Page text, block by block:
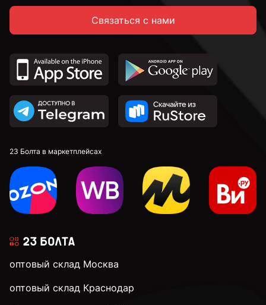
Связаться с нами
23 Болта в маркетплейсах
оптовый склад Москва
оптовый склад Краснодар